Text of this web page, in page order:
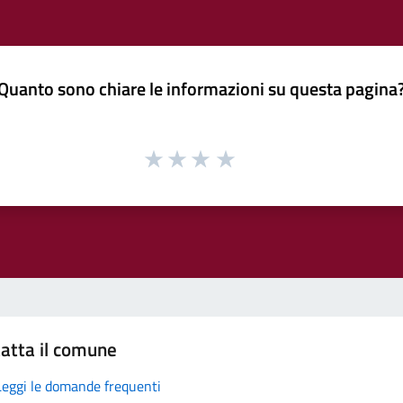
sono chiare le informazioni su questa
il comune
le domande frequenti